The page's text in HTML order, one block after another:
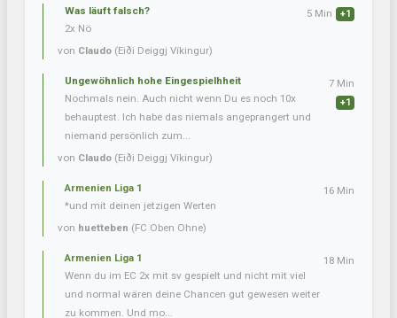
Was läuft falsch?
2x Nö
von Claudo (Eiði Deiggj Víkingur)
5 Min +1
Ungewöhnlich hohe Eingespielhheit
Nochmals nein. Auch nicht wenn Du es noch 10x
behauptest. Ich habe das niemals angeprangert und
niemand persönlich zum...
von Claudo (Eiði Deiggj Víkingur)
7 Min
+1
Armenien Liga 1
*und mit deinen jetzigen Werten
von huetteben (FC Oben Ohne)
16 Min
Armenien Liga 1
Wenn du im EC 2x mit sv gespielt und nicht mit viel
und normal wären deine Chancen gut gewesen weiter
zu kommen. Und mo...
18 Min